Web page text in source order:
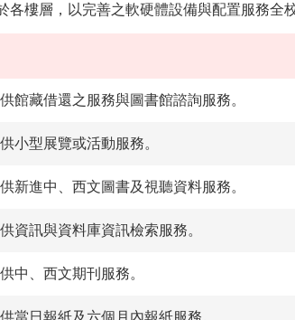
樓層，以完善之軟硬體設備與配置服務全
館藏借還之服務與圖書館諮詢服務。
小型展覽或活動服務。
新進中、西文圖書及視聽資料服務。
資訊與資料庫資訊檢索服務。
中、西文期刊服務。